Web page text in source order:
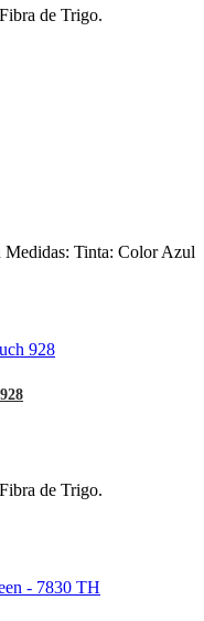
de Trigo.
Tinta: Color Azul
de Trigo.